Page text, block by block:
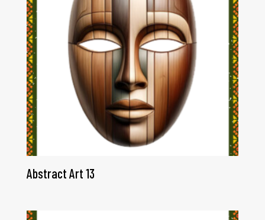
Abstract Art 13